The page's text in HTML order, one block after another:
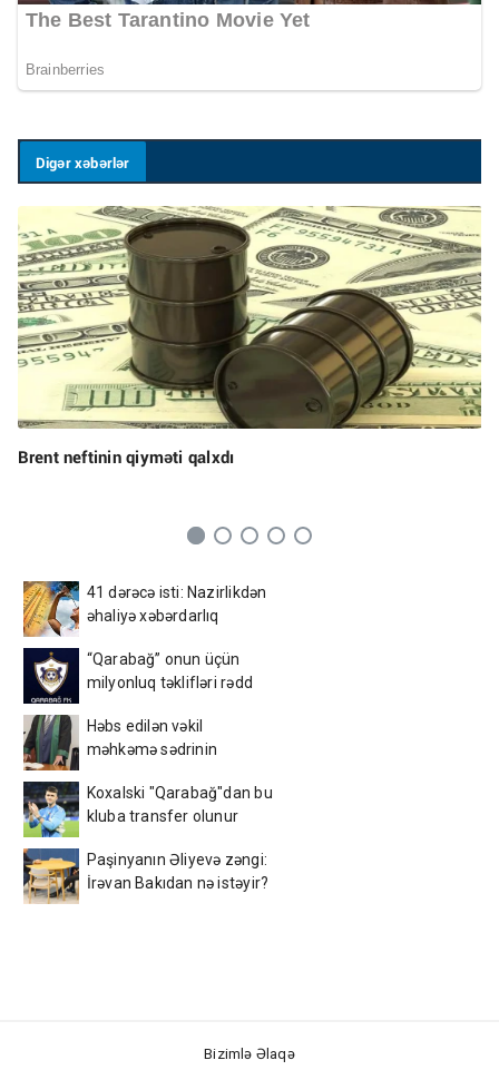
Digər xəbərlər
Brent neftinin qiyməti qalxdı
41 dərəcə isti: Nazirlikdən
əhaliyə xəbərdarlıq
“Qarabağ” onun üçün
milyonluq təklifləri rədd
Həbs edilən vəkil
məhkəmə sədrinin
Koxalski "Qarabağ"dan bu
kluba transfer olunur
Paşinyanın Əliyevə zəngi:
İrəvan Bakıdan nə istəyir?
Bizimlə Əlaqə